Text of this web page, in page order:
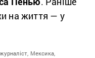
на життя — у
журналіст, Мексика,